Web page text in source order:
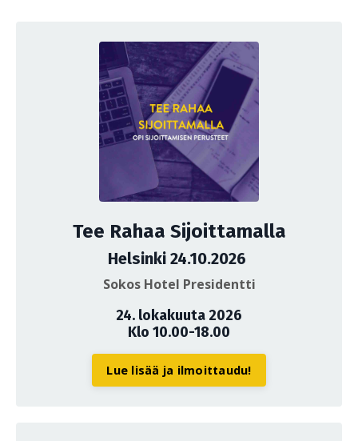
Tee Rahaa Sijoittamalla
Helsinki 24.10.2026
Sokos Hotel Presidentti
24. lokakuuta 2026
Klo 10.00-18.00
Lue lisää ja ilmoittaudu!